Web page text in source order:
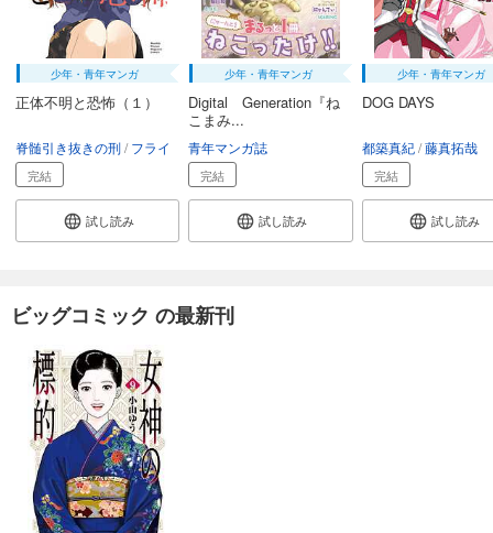
少年・青年マンガ
正体不明と恐怖（１）
脊髄引き抜きの刑 フライ
完結
試し読み
少年・青年マンガ
Digital Generation『ね
こまみ...
青年マンガ誌
完結
試し読み
少年・青年マンガ
DOG DAYS
都築真紀 藤真拓哉
完結
試し読み
ビッグコミック の最新刊